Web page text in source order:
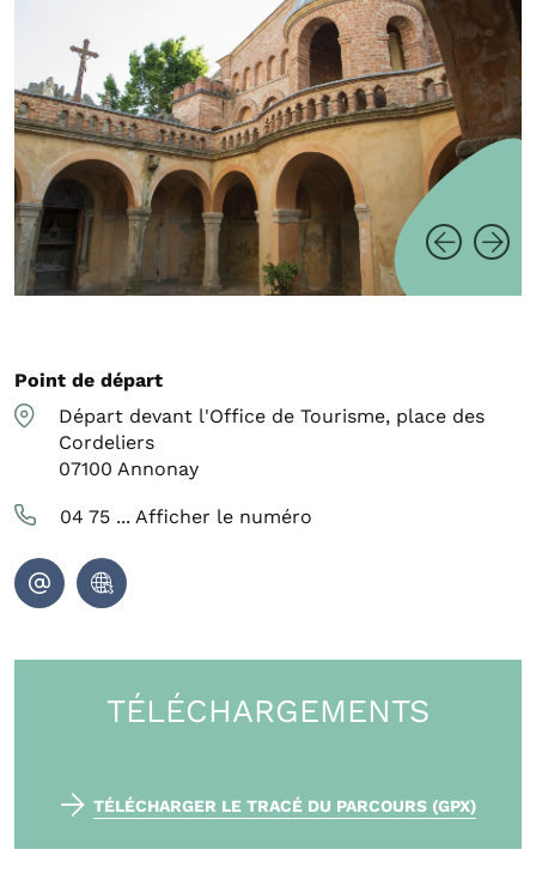
Point de départ
Départ devant l'Office de Tourisme, place des
Cordeliers
07100 Annonay
04 75 ... Afficher le numéro
TÉLÉCHARGEMENTS
TÉLÉCHARGER LE TRACÉ DU PARCOURS (GPX)